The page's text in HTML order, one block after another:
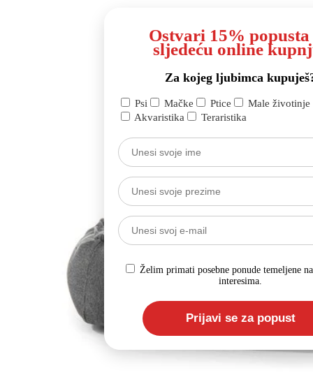
Ostvari 15% popusta
sljedeću online
Za kojeg ljubimca
Psi Mačke Ptice
Male životinje
Akvaristika
Teraristika
Želim primati posebne ponude temeljene
interesima.